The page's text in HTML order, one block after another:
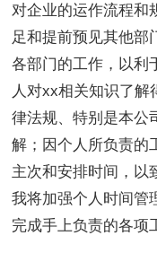
对企业的运作流程和
足和提前预见其他部
各部门的工作，以利
人对xx相关知识了
律法规、特别是本公
解；因个人所负责的
主次和安排时间，以
我将加强个人时间管
完成手上负责的各项